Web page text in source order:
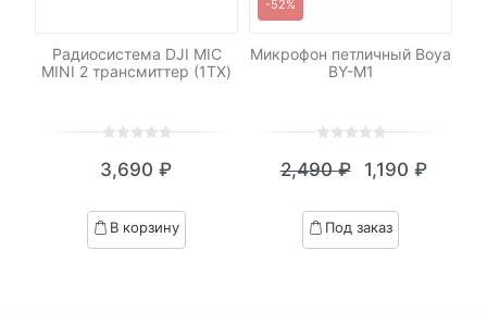
Радиосистема DJI MIC
MINI 2 трансмиттер (1TX)
out
based
on
3,690 ₽
В корзину
-52%
Микрофон петличный Boya
BY-M1
out
based
on
2,490₽
цена
составляла
1,190 ₽
Текущая
цена:
1,190 ₽.
Под заказ